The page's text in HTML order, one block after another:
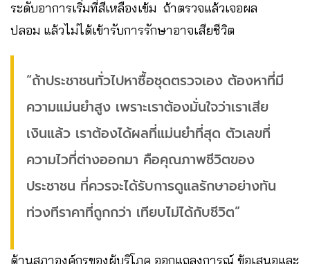
ระดับอาการเริ่มที่สีเหลืองเข้ม ถ้าตรวจแล้วเจอผล
ปลอม แล้วไม่ได้เข้ารับการรักษาอาจเสียชีวิต
“ถ้าประชาชนทั่วไปหาซื้อชุดตรวจเอง ต้องหาที่มี
ความแม่นยำสูง เพราะเราต้องมั่นใจว่าเราเสีย
เงินแล้ว เราต้องได้ผลที่แม่นยำที่สุด ตัวเลขที่
ความไวที่ต่างออกมา คือคุณภาพชีวิตของ
ประชาชน ที่ควรจะได้รับการดูแลรักษาอย่างทัน
ท่วงทีราคาที่ถูกกว่า เทียบไม่ได้กับชีวิต”
ด้านสภาองค์กรของผู้บริโภค ออกแถลงการณ์ ข้อเสนอและ